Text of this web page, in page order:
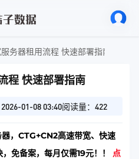
务器租用流程 快速部署指南
程 快速部署指南
01-08 03:40阅读量：422
，CTG+CN2高速带宽、快速
免备案，每月仅需19元！！ 点